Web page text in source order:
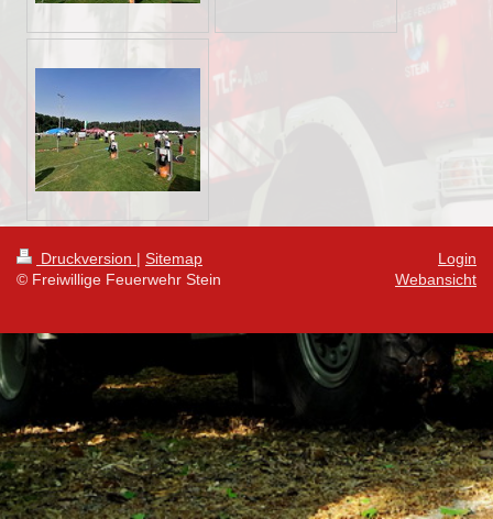
Druckversion | Sitemap
© Freiwillige Feuerwehr Stein
Login
Webansicht